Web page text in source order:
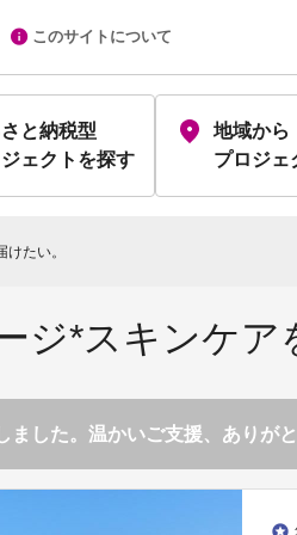
このサイトについて
と納税型
ェクト を探す
地域から
プロジェ
たい。
ジ*スキンケア
した。温かいご支援、ありが
stars